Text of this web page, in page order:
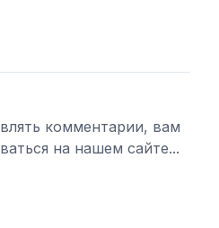
комментарии, вам
на нашем сайте...